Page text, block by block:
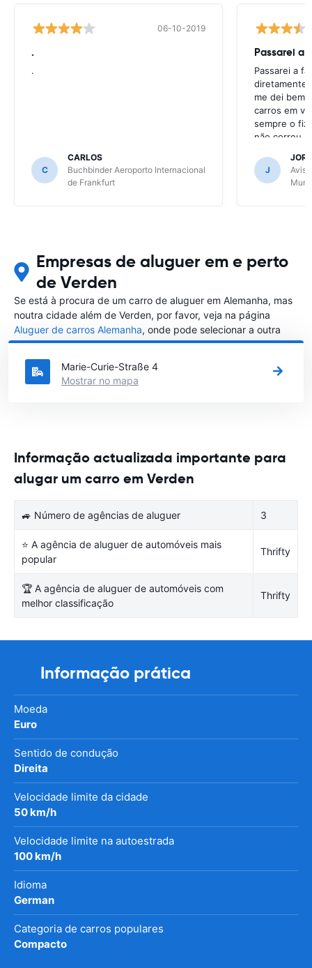
06-10-2019
.
.
C
CARLOS
Buchbinder Aeroporto Internacional
de Frankfurt
Passarei a
Passarei a
diretamente
me dei bem
carros em
sempre o fiz
não correu
J
Avis
Empresas de aluguer em e perto
de Verden
Se está à procura de um carro de aluguer em Alemanha, mas
noutra cidade além de Verden, por favor, veja na página
Aluguer de carros Alemanha, onde pode selecionar a outra
cidade em Alemanha que gostaria de alugar um carro
Marie-Curie-Straße 4
Mostrar no mapa
Informação actualizada importante para
alugar um carro em Verden
🚙 Número de agências de aluguer 3
⭐ A agência de aluguer de automóveis mais
popular
Thrifty
🏆 A agência de aluguer de automóveis com
melhor classificação
Thrifty
Informação prática
Moeda
Euro
Sentido de condução
Direita
Velocidade limite da cidade
50 km/h
Velocidade limite na autoestrada
100 km/h
Idioma
German
Categoria de carros populares
Compacto